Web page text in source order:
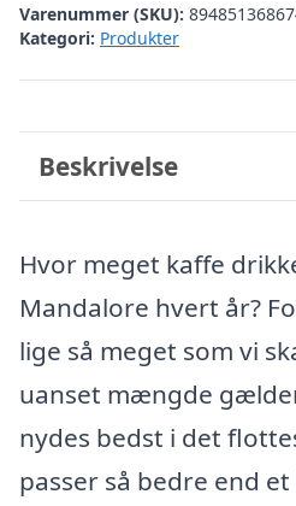
Varenummer (SKU):
Kategori: Produkter
Beskrivelse
Hvor meget kaffe
Mandalore hvert år?
lige så meget som vi
uanset mængde
nydes bedst i det
passer så bedre end